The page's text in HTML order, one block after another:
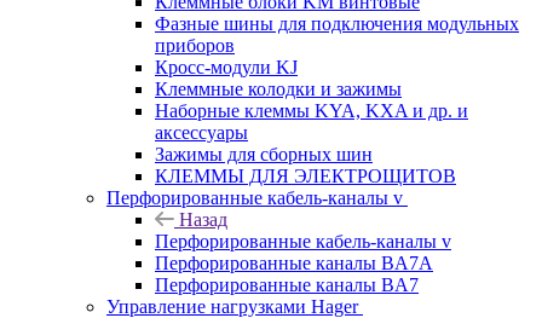
Фазные шины для подключения модульных
приборов
Кросс-модули KJ
Клеммные колодки и зажимы
Наборные клеммы KYA, KXA и др. и
аксессуары
Зажимы для сборных шин
КЛЕММЫ ДЛЯ ЭЛЕКТРОЩИТОВ
Перфорированные кабель-каналы v
Назад
Перфорированные кабель-каналы v
Перфорированные каналы BA7A
Перфорированные каналы BA7
Управление нагрузками Hager